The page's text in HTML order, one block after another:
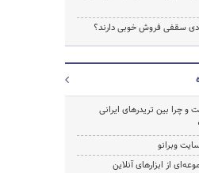
سقفی فروش خوبی دارند؟
چرا بین تریدرهای ایرانی
وبرانو
از ابزارهای آنلاین